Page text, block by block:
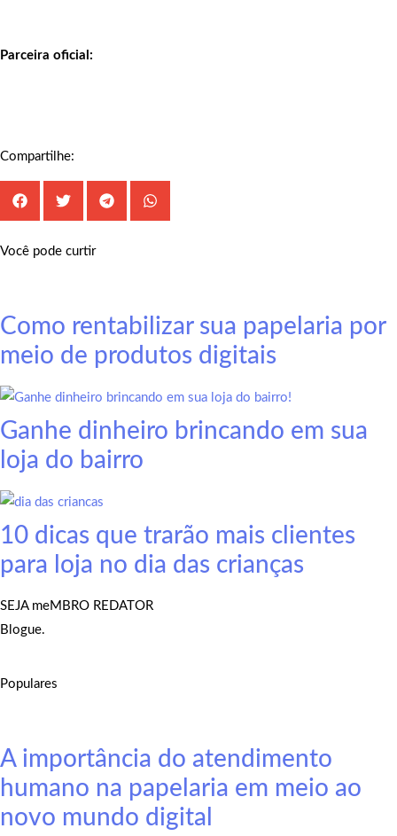
Parceira oficial:
Compartilhe:
Você pode curtir
Como rentabilizar sua papelaria por
meio de produtos digitais
Ganhe dinheiro brincando em sua
loja do bairro
10 dicas que trarão mais clientes
para loja no dia das crianças
SEJA meMBRO REDATOR
Blogue.
Populares
A importância do atendimento
humano na papelaria em meio ao
novo mundo digital